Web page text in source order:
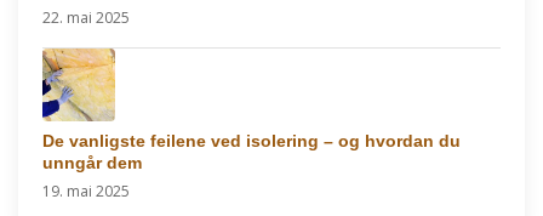
22. mai 2025
De vanligste feilene ved isolering – og hvordan du
unngår dem
19. mai 2025